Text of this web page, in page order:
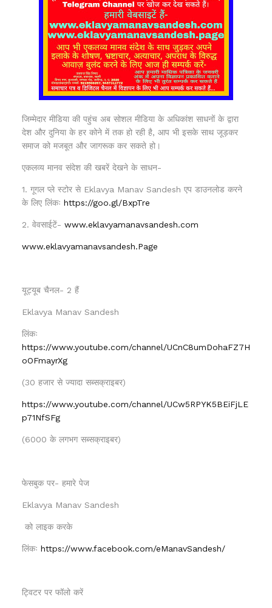
जिम्मेदार मीडिया की पहुंच अब सोशल मीडिया के अधिकांश साधनों के द्वारा
देश और दुनिया के हर कोने में तक हो रही है, आप भी इसके साथ जूड़कर
समाज को मजबूत और जागरूक कर सकते हो।
एकलव्य मानव संदेश की खबरें देखने के साधन-
1. गूगल प्ले स्टोर से Eklavya Manav Sandesh एप डाउनलोड करने
के लिए लिंकः https://goo.gl/BxpTre
2. वेवसाईटें- www.eklavyamanavsandesh.com
www.eklavyamanavsandesh.Page
यूट्यूब चैनल- 2 हैं
Eklavya Manav Sandesh
लिंकः
https://www.youtube.com/channel/UCnC8umDohaFZ7H
oOFmayrXg
(30 हजार से ज्यादा सब्सक्राइबर)
https://www.youtube.com/channel/UCw5RPYK5BEiFjLE
p71NfSFg
(6000 के लगभग सब्सक्राइबर)
फेसबुक पर- हमारे पेज
Eklavya Manav Sandesh
को लाइक करके
लिंकः https://www.facebook.com/eManavSandesh/
ट्विटर पर फॉलो करें